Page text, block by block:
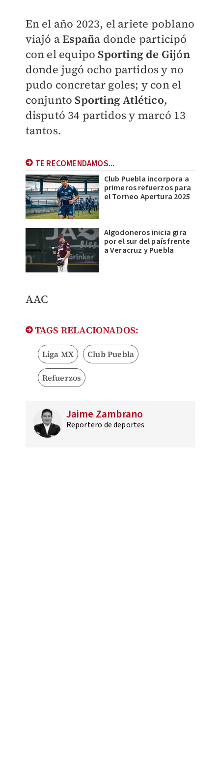
En el año 2023, el ariete poblano
viajó aEspaña donde participó
con el equipo Sporting de Gijón
donde jugó ocho partidos y no
pudo concretar goles; y con el
conjunto Sporting Atlético,
disputó 34 partidos y marcó 13
tantos.
TE RECOMENDAMOS...
Club Puebla incorpora a
primeros refuerzos para
el Torneo Apertura 2025
Algodoneros inicia gira
por el sur del país frente
a Veracruz y Puebla
AAC
TAGS RELACIONADOS:
Liga MX Club Puebla
Refuerzos
Jaime Zambrano
Reportero de deportes